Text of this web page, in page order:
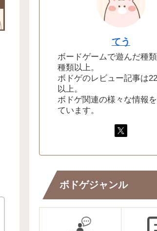
てう
ボードゲームで遊んだ種
種類以上。
ボドゲのレビュー記事は
以上。
ボドゲ関連の様々な情報
ています。
ボドゲジャンル